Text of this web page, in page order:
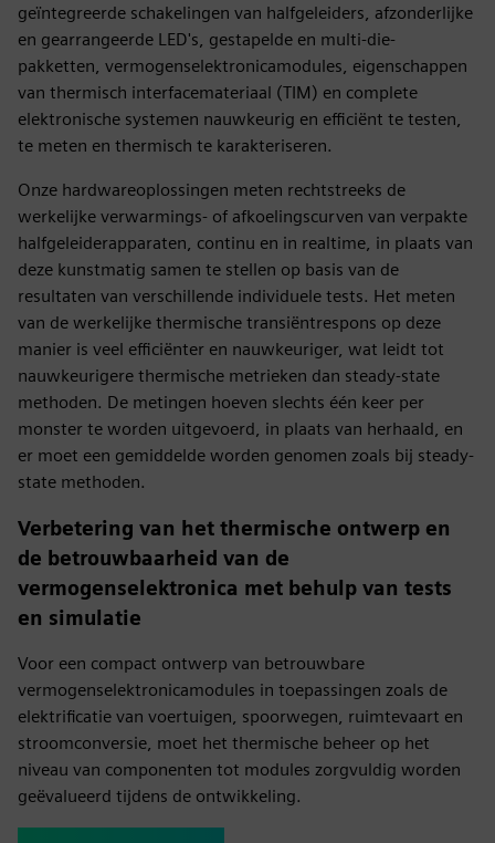
geïntegreerde schakelingen van halfgeleiders, afzonderlijke
en gearrangeerde LED's, gestapelde en multi-die-
pakketten, vermogenselektronicamodules, eigenschappen
van thermisch interfacemateriaal (TIM) en complete
elektronische systemen nauwkeurig en efficiënt te testen,
te meten en thermisch te karakteriseren.
Onze hardwareoplossingen meten rechtstreeks de
werkelijke verwarmings- of afkoelingscurven van verpakte
halfgeleiderapparaten, continu en in realtime, in plaats van
deze kunstmatig samen te stellen op basis van de
resultaten van verschillende individuele tests. Het meten
van de werkelijke thermische transiëntrespons op deze
manier is veel efficiënter en nauwkeuriger, wat leidt tot
nauwkeurigere thermische metrieken dan steady-state
methoden. De metingen hoeven slechts één keer per
monster te worden uitgevoerd, in plaats van herhaald, en
er moet een gemiddelde worden genomen zoals bij steady-
state methoden.
Verbetering van het thermische ontwerp en
de betrouwbaarheid van de
vermogenselektronica met behulp van tests
en simulatie
Voor een compact ontwerp van betrouwbare
vermogenselektronicamodules in toepassingen zoals de
elektrificatie van voertuigen, spoorwegen, ruimtevaart en
stroomconversie, moet het thermische beheer op het
niveau van componenten tot modules zorgvuldig worden
geëvalueerd tijdens de ontwikkeling.